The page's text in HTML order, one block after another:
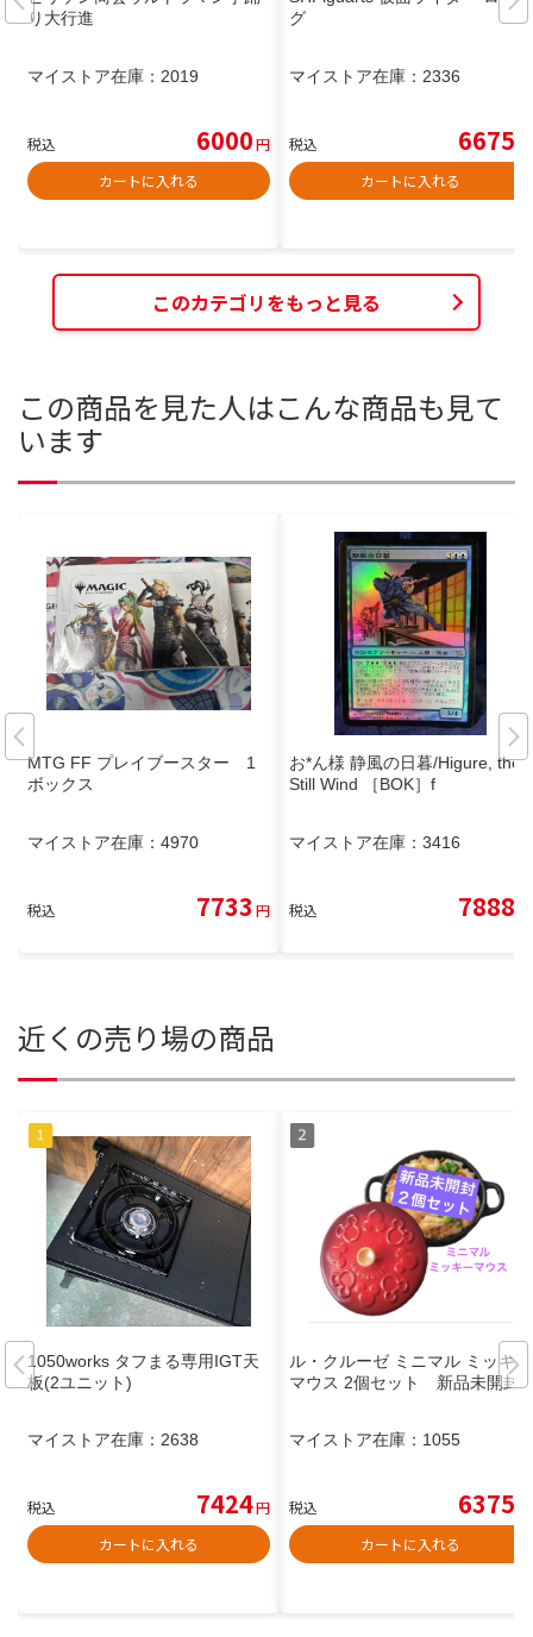
り大行進
マイストア在庫： 2019
税込 6000円
カートに入れる
グ
マイストア在庫： 2336
税込 6675
カートに入れる
このカテゴリをもっと見る
この商品を見た人はこんな商品も見て
います
MTG FF プレイブースター 1
ボックス
マイストア在庫： 4970
税込 7733 円
お*ん様 静風の日暮/Higure, the
Still Wind ［BOK］f
マイストア在庫： 3416
税込 7888
近くの売り場の商品
1050works タフまる専用IGT天
板(2ユニット)
マイストア在庫： 2638
税込 7424円
カートに入れる
ル・クルーゼ ミニマル ミッキー
マウス 2個セット 新品未開封
マイストア在庫： 1055
税込 6375
カートに入れる